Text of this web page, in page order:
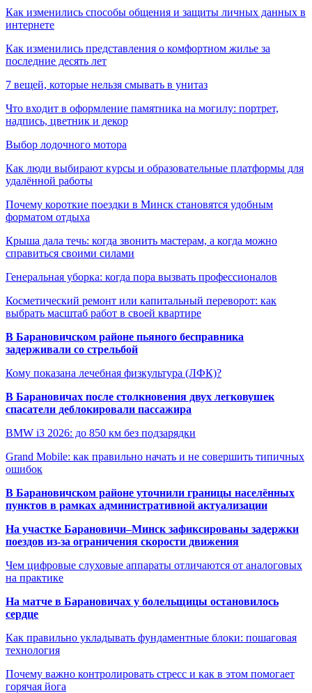
Как изменились способы общения и защиты личных данных в
интернете
Как изменились представления о комфортном жилье за
последние десять лет
7 вещей, которые нельзя смывать в унитаз
Что входит в оформление памятника на могилу: портрет,
надпись, цветник и декор
Выбор лодочного мотора
Как люди выбирают курсы и образовательные платформы для
удалённой работы
Почему короткие поездки в Минск становятся удобным
форматом отдыха
Крыша дала течь: когда звонить мастерам, а когда можно
справиться своими силами
Генеральная уборка: когда пора вызвать профессионалов
Косметический ремонт или капитальный переворот: как
выбрать масштаб работ в своей квартире
В Барановичском районе пьяного бесправника
задерживали со стрельбой
Кому показана лечебная физкультура (ЛФК)?
В Барановичах после столкновения двух легковушек
спасатели деблокировали пассажира
BMW i3 2026: до 850 км без подзарядки
Grand Mobile: как правильно начать и не совершить типичных
ошибок
В Барановичском районе уточнили границы населённых
пунктов в рамках административной актуализации
На участке Барановичи–Минск зафиксированы задержки
поездов из-за ограничения скорости движения
Чем цифровые слуховые аппараты отличаются от аналоговых
на практике
На матче в Барановичах у болельщицы остановилось
сердце
Как правильно укладывать фундаментные блоки: пошаговая
технология
Почему важно контролировать стресс и как в этом помогает
горячая йога